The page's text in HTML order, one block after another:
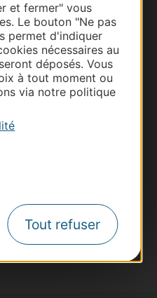
et fermer" vous
Le bouton "Ne pas
permet d'indiquer
nécessaires au
déposés. Vous
à tout moment ou
via notre politique
Tout refuser
d'information
recevoir des
visites et de sorties.